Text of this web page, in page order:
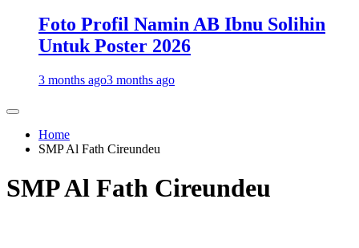
Foto Profil Namin AB Ibnu Solihin
Untuk Poster 2026
3 months ago3 months ago
Home
SMP Al Fath Cireundeu
SMP Al Fath Cireundeu